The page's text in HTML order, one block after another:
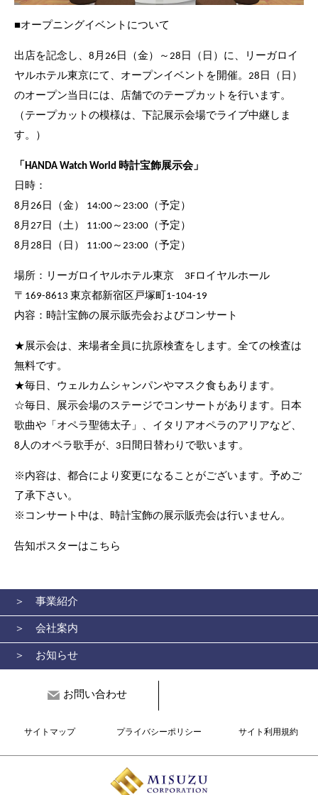
■オープニングイベントについて
出店を記念し、8月26日（金）～28日（日）に、リーガロイ
ヤルホテル東京にて、オープンイベントを開催。28日（日）
のオープン当日には、店舗でのテープカットを行います。
（テープカットの模様は、下記展示会場でライブ中継しま
す。）
「HANDA Watch World 時計宝飾展示会」
日時：
8月26日（金） 14:00～23:00（予定）
8月27日（土） 11:00～23:00（予定）
8月28日（日） 11:00～23:00（予定）
場所：リーガロイヤルホテル東京 3Fロイヤルホール
〒169-8613 東京都新宿区戸塚町1-104-19
内容：時計宝飾の展示販売会およびコンサート
★展示会は、来場者全員に抗原検査をします。全ての検査は
無料です。
★毎日、ウェルカムシャンパンやマスク食もあります。
☆毎日、展示会場のステージでコンサートがあります。日本
歌曲や「オペラ聖徳太子」、イタリアオペラのアリアなど、
8人のオペラ歌手が、3日間日替わりで歌います。
※内容は、都合により変更になることがございます。予めご
了承下さい。
※コンサート中は、時計宝飾の展示販売会は行いません。
告知ポスターはこちら
＞ 事業紹介
＞ 会社案内
＞ お知らせ
お問い合わせ
サイトマップ プライバシーポリシー サイト利用規約